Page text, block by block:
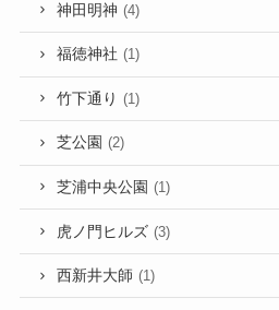
神田明神 (4)
福徳神社 (1)
竹下通り (1)
芝公園 (2)
芝浦中央公園 (1)
虎ノ門ヒルズ (3)
西新井大師 (1)